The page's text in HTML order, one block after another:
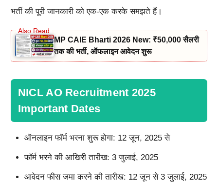
भर्ती की पूरी जानकारी को एक-एक करके समझते हैं।
MP CAIE Bharti 2026 New: ₹50,000 सैलरी
तक की भर्ती, ऑफलाइन आवेदन शुरू
NICL AO Recruitment 2025
Important Dates
ऑनलाइन फॉर्म भरना शुरू होगा: 12 जून, 2025 से
फॉर्म भरने की आखिरी तारीख: 3 जुलाई, 2025
आवेदन फीस जमा करने की तारीख: 12 जून से 3 जुलाई, 2025